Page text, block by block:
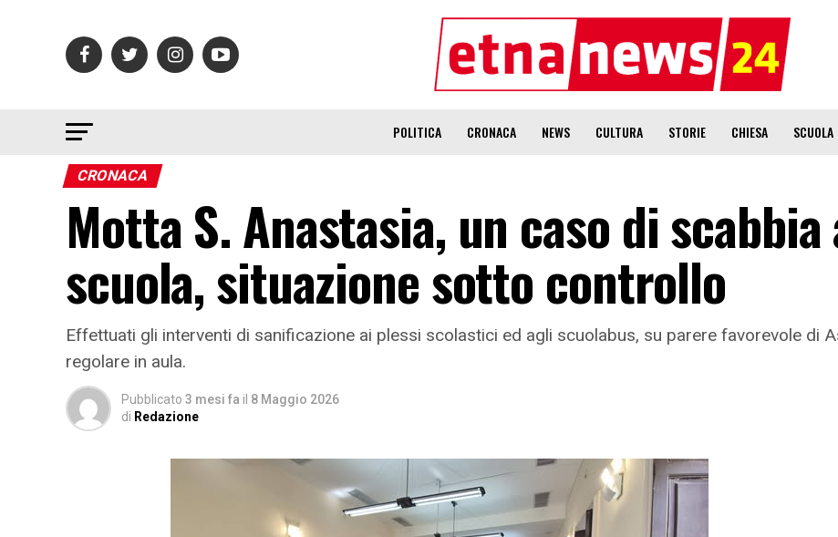
POLITICA CRONACA NEWS CULTURA STORIE CHIESA SCUOLA
CRONACA
Motta S. Anastasia, un caso di scabbia
scuola, situazione sotto controllo
Effettuati gli interventi di sanificazione ai plessi scolastici ed agli scuolabus, su parere favorevole di
regolare in aula.
Pubblicato 3 mesi fa il 8 Maggio 2026
di Redazione